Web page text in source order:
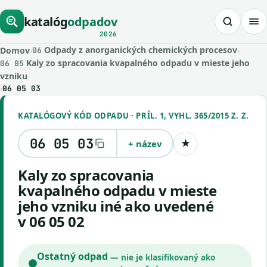
katalógodpadov
2026
Domov›06 Odpady z anorganických chemických procesov›
06 05 Kaly zo spracovania kvapalného odpadu v mieste jeho
vzniku
›06 05 03
KATALÓGOVÝ KÓD ODPADU · PRÍL. 1, VYHL. 365/2015 Z. Z.
06 05 03 + název ★Uložiť kód
kaly zo spracovania
kvapalného odpadu v mieste
jeho vzniku iné ako uvedené
v 06 05 02
Ostatný odpad — nie je klasifikovaný ako